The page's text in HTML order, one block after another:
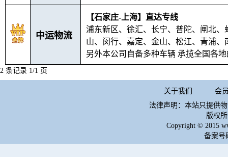
中运物流
【石家庄-上海】直达专线
浦东新区、徐汇、长宁、普陀、闸北
山、闵行、嘉定、金山、松江、青浦
另外本公司自备多种车辆 承揽全国各
2 条记录 1/1 页
关于我们
会
法律声明：本站只提供
版权
Copyright © 2015
备案号